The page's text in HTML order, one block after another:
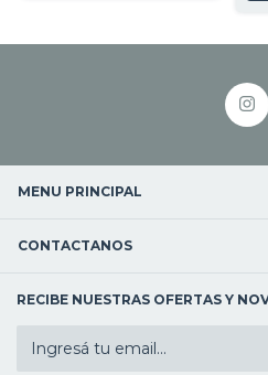
MENU PRINCIPAL
CONTACTANOS
RECIBE NUESTRAS OFERTAS Y